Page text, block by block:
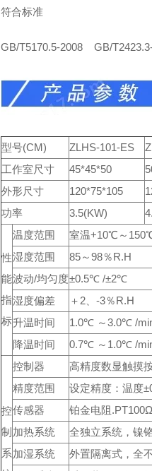
符合标准
GB/T5170.5-2008 GB/
型号(CM) ZLHS-101-ES
工作室尺寸
45*45*50
外形尺寸
120*75*105
功率
3.5(KW)
性
能
指
标
温度范围
室温+10℃～
湿度范围
85～98％R.H
波动/均匀度±0.5℃ /±2℃
湿度偏差
＋2、-3％R.H
升温时间
1.0℃ ～3.0℃ /
降温时间
0.7℃ ～1.0℃ /
控
制
系
控制器
高精度数显触摸
精度范围
设定精度：温度
传感器
铂金电阻
加热系统
全独立系统，镍
加湿系统
外置隔离式，全